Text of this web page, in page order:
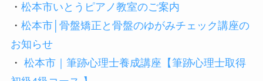
・ 松本市いとうピアノ教室のご案内
・ 松本市│骨盤矯正と骨盤のゆがみチェック講座の
お知らせ
・ 松本市｜筆跡心理士養成講座【筆跡心理士取得